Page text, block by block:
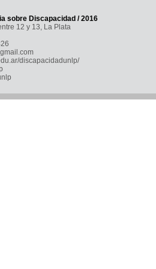
sobre Discapacidad / 2016
12 y 13, La Plata
discapacidadunlp/